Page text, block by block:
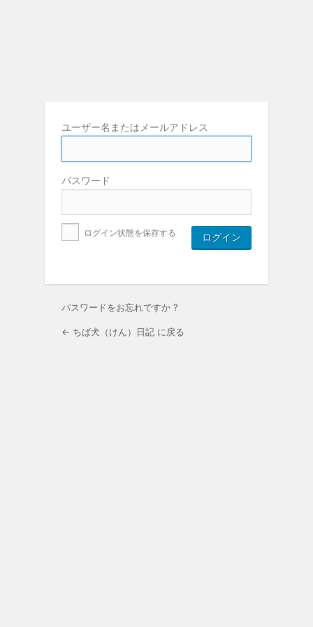
ユーザー名またはメールアドレス
パスワード
ログイン状態を保存する
パスワードをお忘れですか ?
← ちば犬（けん）日記 に戻る